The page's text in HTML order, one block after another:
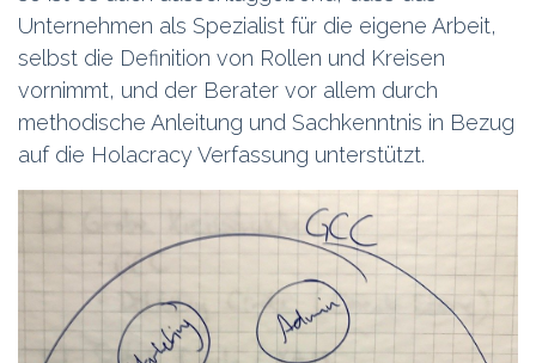
Unternehmen als Spezialist für die eigene Arbeit,
selbst die Definition von Rollen und Kreisen
vornimmt, und der Berater vor allem durch
methodische Anleitung und Sachkenntnis in Bezug
auf die Holacracy Verfassung unterstützt.